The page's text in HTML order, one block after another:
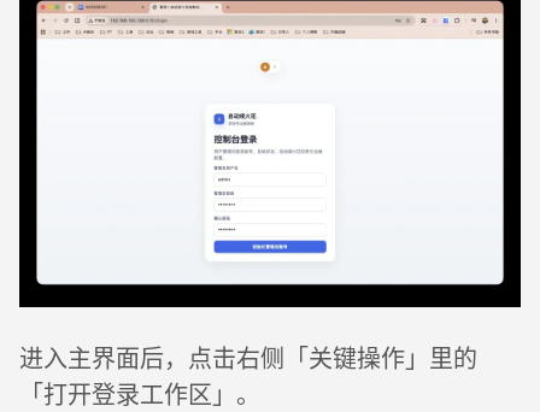
进入主界面后，点击右侧「关键操作」里的
「打开登录工作区」。